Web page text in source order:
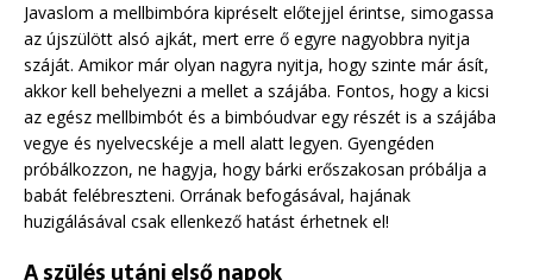
Javaslom a mellbimbóra kipréselt előtejjel érintse, simogassa
az újszülött alsó ajkát, mert erre ő egyre nagyobbra nyitja
száját. Amikor már olyan nagyra nyitja, hogy szinte már ásít,
akkor kell behelyezni a mellet a szájába. Fontos, hogy a kicsi
az egész mellbimbót és a bimbóudvar egy részét is a szájába
vegye és nyelvecskéje a mell alatt legyen. Gyengéden
próbálkozzon, ne hagyja, hogy bárki erőszakosan próbálja a
babát felébreszteni. Orrának befogásával, hajának
huzigálásával csak ellenkező hatást érhetnek el!
A szülés utáni első napok